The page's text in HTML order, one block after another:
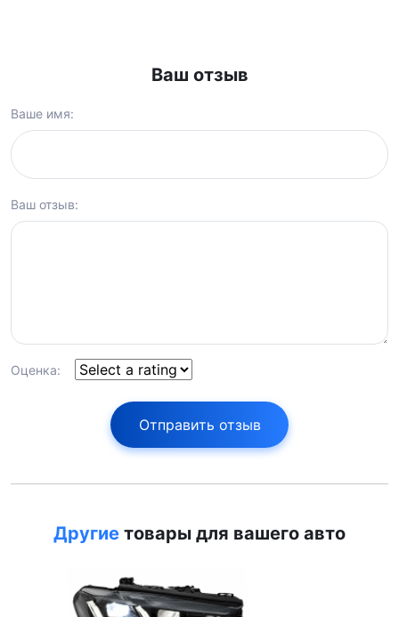
Ваш отзыв
Ваше имя:
Ваш отзыв:
Оценка:
Отправить отзыв
Другие товары для вашего авто